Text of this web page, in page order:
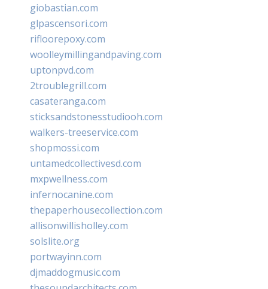
giobastian.com
glpascensori.com
rifloorepoxy.com
woolleymillingandpaving.com
uptonpvd.com
2troublegrill.com
casateranga.com
sticksandstonesstudiooh.com
walkers-treeservice.com
shopmossi.com
untamedcollectivesd.com
mxpwellness.com
infernocanine.com
thepaperhousecollection.com
allisonwillisholley.com
solslite.org
portwayinn.com
djmaddogmusic.com